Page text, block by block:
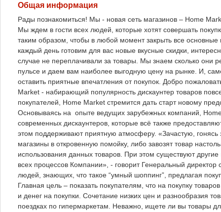
Общая информация
Рады познакомиться! Мы - новая сеть магазинов – Home
Мы ждем в гости всех людей, которые хотят совершать
таким образом, чтобы в любой момент закрыть все
каждый день готовим для вас новые вкусные скидки,
случае не переплачивали за товары. Мы знаем сколько они
пульсе и даем вам наиболее выгодную цену на рынке. И,
оставить приятные впечатления от покупок. Добро
Market - набирающий популярность дискаунтер товаров
покупателей, Home Market стремится дать старт новому
Основываясь на опыте ведущих зарубежных компаний,
современных дискаунтеров, которые всё также
этом поддерживают приятную атмосферу. «Зачастую,
магазины в откровенную помойку, либо завозят товар
использования данных товаров. При этом существуют
всех процессов Компании», - говорит Генеральный
людей, знающих, что такое “умный шоппинг”, предлагая
Главная цель – показать покупателям, что на покупку
и денег на покупки. Сочетание низких цен и разнообразия
поездках по гипермаркетам. Неважно, ищете ли вы товары